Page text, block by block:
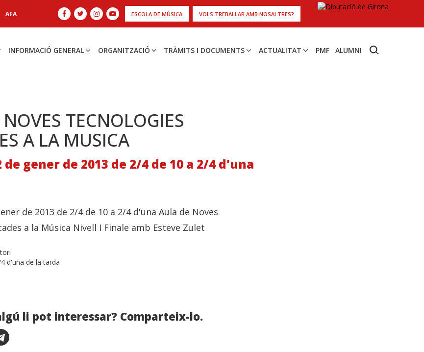
AFA ESCOLA DE MÚSICA VOLS TREBALLAR AMB NOSALTRES?
INFORMACIÓ GENERAL ORGANITZACIÓ TRÀMITS I DOCUMENTS ACTUALITAT PMF ALUMNI
TECNOLOGIES
A LA MUSICA
de gener de 2013 de 2/4 de 10 a 2/4 d'una
de 2013 de 2/4 de 10 a 2/4 d'una Aula de Noves
a la Música Nivell I Finale amb Esteve Zulet
d'una de la tarda
li pot interessar? Comparteix-lo.